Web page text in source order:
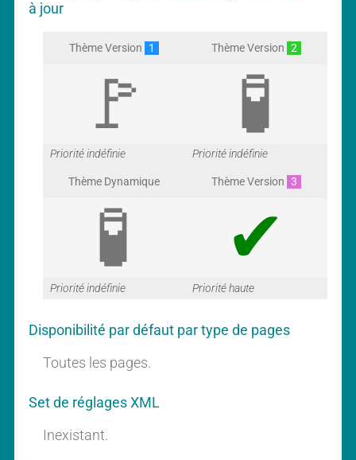
à jour
Thème Version 1
G
a
r
a
Priorité indéfinie
Thème Version 2
G
a
r
Priorité indéfinie
Thème Dynamique
G
a
Priorité indéfinie
Thème Version 3
G
Priorité haute
Disponibilité par défaut par type de pages
Toutes les pages.
Set de réglages XML
Inexistant.